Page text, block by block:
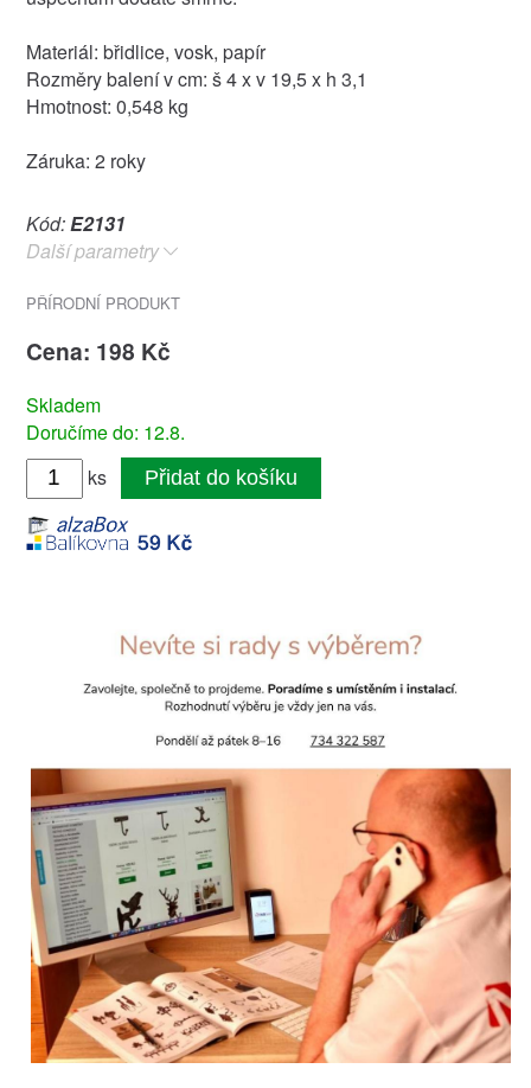
Materiál: břidlice, vosk, papír
Rozměry balení v cm: š 4 x v 19,5 x h 3,1
Hmotnost: 0,548 kg
Záruka: 2 roky
Kód:E2131
Další parametry
PŘÍRODNÍ PRODUKT
Cena: 198 Kč
Skladem
Doručíme do: 12.8.
ks
Přidat do košíku